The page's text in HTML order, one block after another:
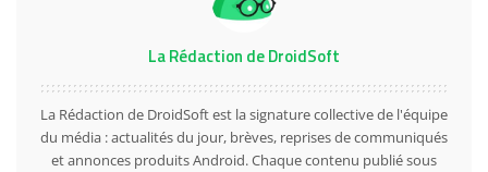
La Rédaction de DroidSoft
La Rédaction de DroidSoft est la signature collective de l'équipe
du média : actualités du jour, brèves, reprises de communiqués
et annonces produits Android. Chaque contenu publié sous